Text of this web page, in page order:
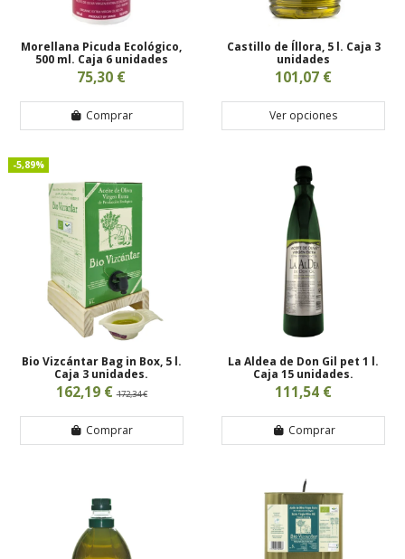
Morellana Picuda Ecológico,
500 ml. Caja 6 unidades
75,30 €
Comprar
Castillo de Íllora, 5 l. Caja 3
unidades
101,07 €
Ver opciones
-5,89%
Bio Vizcántar Bag in Box, 5 l.
Caja 3 unidades.
162,19 €172,34 €
Comprar
La Aldea de Don Gil pet 1 l.
Caja 15 unidades.
111,54 €
Comprar